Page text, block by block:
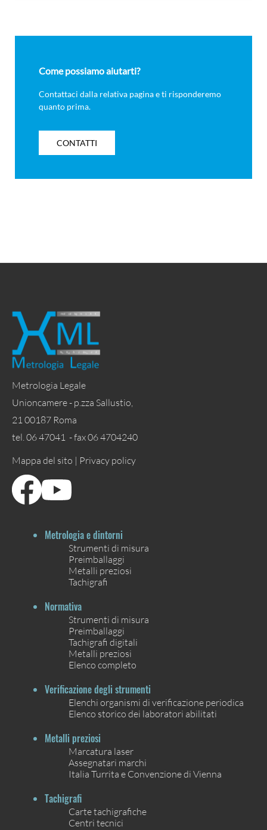
Come possiamo aiutarti?
Contattaci dalla relativa pagina e ti risponderemo
quanto prima.
CONTATTI
Metrologia Legale
Unioncamere - p.zza Sallustio,
21 00187 Roma
tel. 06 47041 - fax 06 4704240
Mappa del sito | Privacy policy
Metrologia e dintorni
Strumenti di misura
Preimballaggi
Metalli preziosi
Tachigrafi
Normativa
Strumenti di misura
Preimballaggi
Tachigrafi digitali
Metalli preziosi
Elenco completo
Verificazione degli strumenti
Elenchi organismi di verificazione periodica
Elenco storico dei laboratori abilitati
Metalli preziosi
Marcatura laser
Assegnatari marchi
Italia Turrita e Convenzione di Vienna
Tachigrafi
Carte tachigrafiche
Centri tecnici